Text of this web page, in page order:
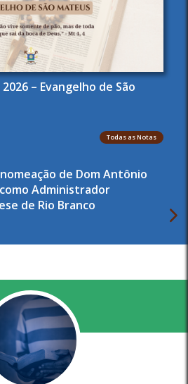
– Evangelho de São
Todas as Notas
de Dom Antônio
Administrador
de Rio Branco